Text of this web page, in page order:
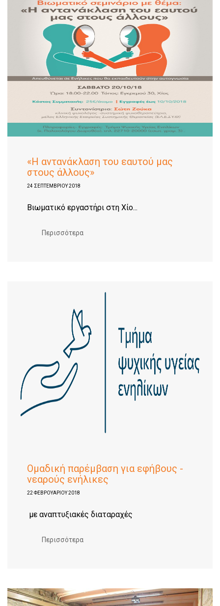
«H αντανάκλαση του εαυτού μας
στους άλλους»
24 ΣΕΠΤΕΜΒΡΊΟΥ 2018
Βιωματικό εργαστήρι στη Χίο...
Περισσότερα
Ομαδική παρέμβαση για εφήβους -
νεαρούς ενήλικες
22 ΦΕΒΡΟΥΑΡΊΟΥ 2018
με αναπτυξιακές διαταραχές
Περισσότερα